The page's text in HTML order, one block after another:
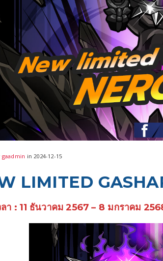
gaadmin in 2024-12-15
LIMITED
ลา : 11 ธันวาคม 2567 – 8 มกราคม